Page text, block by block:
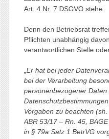
Art. 4 Nr. 7 DSGVO stehe.
Denn den Betriebsrat
Pflichten unabhängig
verantwortlichen Stelle
Er hat bei jeder
bei der Verarbeitung
personenbezogener Daten
Vorgaben zu beachten
ABR 53/17 – Rn. 45,
in § 79a Satz 1 BetrVG